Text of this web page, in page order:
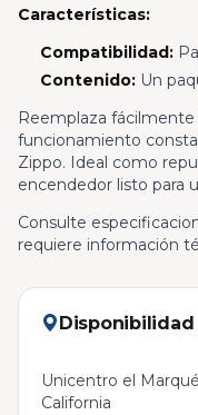
Características:
Compatibilidad:
Contenido:Un
Reemplaza fácilmente
funcionamiento
Zippo. Ideal como
encendedor listo para
Consulte
requiere información
Disponibilidad
Unicentro el
California